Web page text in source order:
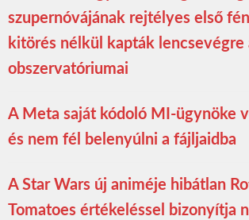
szupernóvájának rejtélyes első
kitörés nélkül kapták lencsevégre
obszervatóriumai
A Meta saját kódoló MI-ügynöke
és nem fél belenyúlni a fájljaidba
A Star Wars új animéje hibátlan
Tomatoes értékeléssel bizonyítja